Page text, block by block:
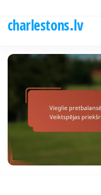
charlestons.lv